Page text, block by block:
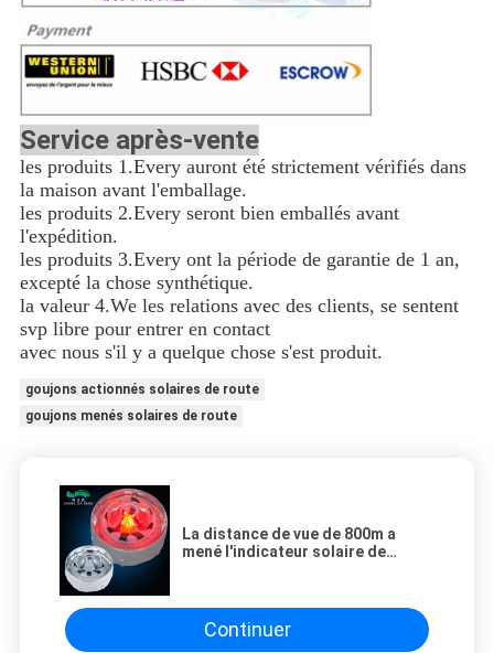
Service après-vente
les produits 1.Every auront été strictement vérifiés dans
la maison avant l'emballage.
les produits 2.Every seront bien emballés avant
l'expédition.
les produits 3.Every ont la période de garantie de 1 an,
excepté la chose synthétique.
la valeur 4.We les relations avec des clients, se sentent
svp libre pour entrer en contact
avec nous s'il y a quelque chose s'est produit.
goujons actionnés solaires de route
goujons menés solaires de route
La distance de vue de 800m a
mené l'indicateur solaire de
Continuer